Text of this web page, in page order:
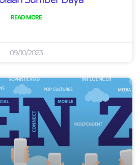
READ MORE
09/10/2023